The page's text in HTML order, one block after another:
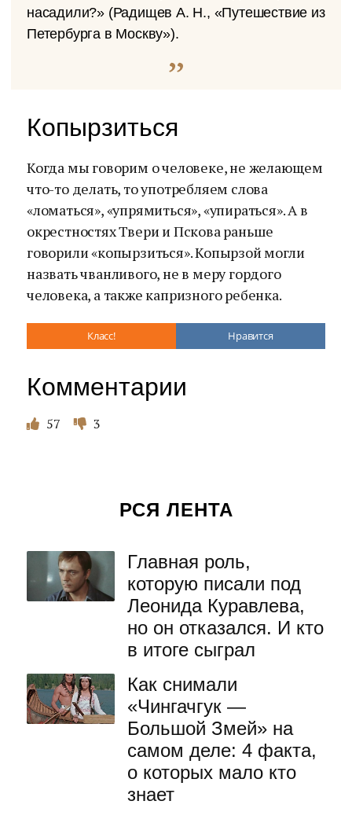
насадили?» (Радищев А. Н., «Путешествие из
Петербурга в Москву»).
Копырзиться
Когда мы говорим о человеке, не желающем
что-то делать, то употребляем слова
«ломаться», «упрямиться», «упираться». А в
окрестностях Твери и Пскова раньше
говорили «копырзиться». Копырзой могли
назвать чванливого, не в меру гордого
человека, а также капризного ребенка.
Класс! Нравится
Комментарии
57 3
РСЯ ЛЕНТА
Главная роль,
которую писали под
Леонида Куравлева,
но он отказался. И кто
в итоге сыграл
Как снимали
«Чингачгук —
Большой Змей» на
самом деле: 4 факта,
о которых мало кто
знает